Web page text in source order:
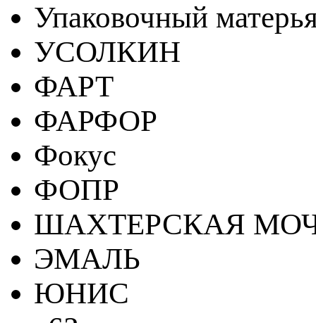
Упаковочный
УСОЛКИН
ФАРТ
ФАРФОР
Фокус
ФОПР
ШАХТЕРСКАЯ
ЭМАЛЬ
ЮНИС